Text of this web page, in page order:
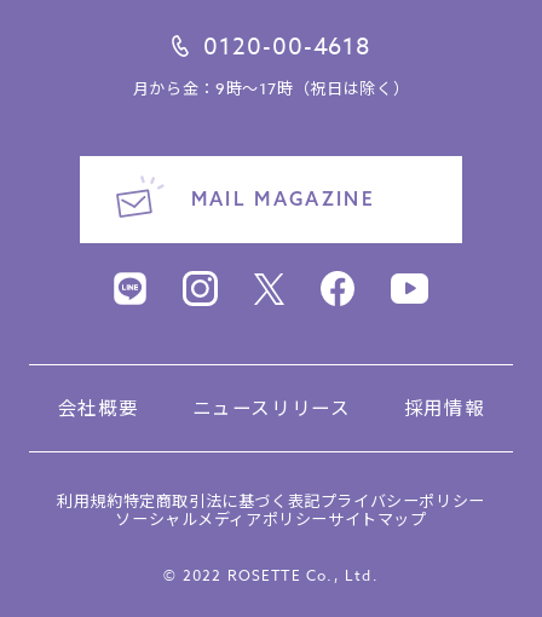
0120-00-4618
月から金：9時～17時（祝日は除く）
MAIL MAGAZINE
会社概要 ニュースリリース 採用情報
利用規約特定商取引法に基づく表記プライバシーポリシー
ソーシャルメディアポリシーサイトマップ
© 2022 ROSETTE Co., Ltd.